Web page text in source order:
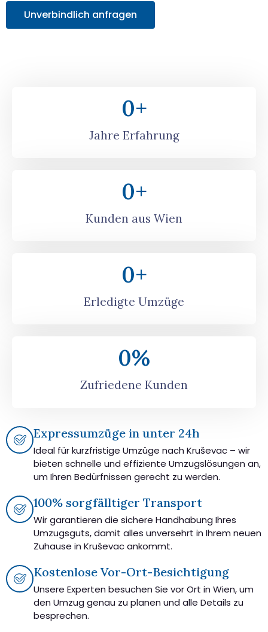
Unverbindlich anfragen
Jahre Erfahrung
0+
Kunden aus Wien
0+
Erledigte Umzüge
0+
Zufriedene Kunden
0%
Expressumzüge in unter 24h
Ideal für kurzfristige Umzüge nach Kruševac – wir
bieten schnelle und effiziente Umzugslösungen an,
um Ihren Bedürfnissen gerecht zu werden.
100% sorgfälltiger Transport
Wir garantieren die sichere Handhabung Ihres
Umzugsguts, damit alles unversehrt in Ihrem neuen
Zuhause in Kruševac ankommt.
Kostenlose Vor-Ort-Besichtigung
Unsere Experten besuchen Sie vor Ort in Wien, um
den Umzug genau zu planen und alle Details zu
besprechen.